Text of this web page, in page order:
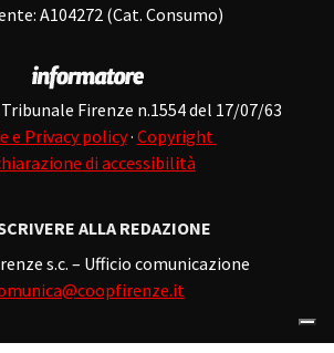
A104272 (Cat. Consumo)
Firenze n.1554 del 17/07/63
e Privacy policy· Copyright
di accessibilità
ALLA REDAZIONE
s.c. – Ufficio comunicazione